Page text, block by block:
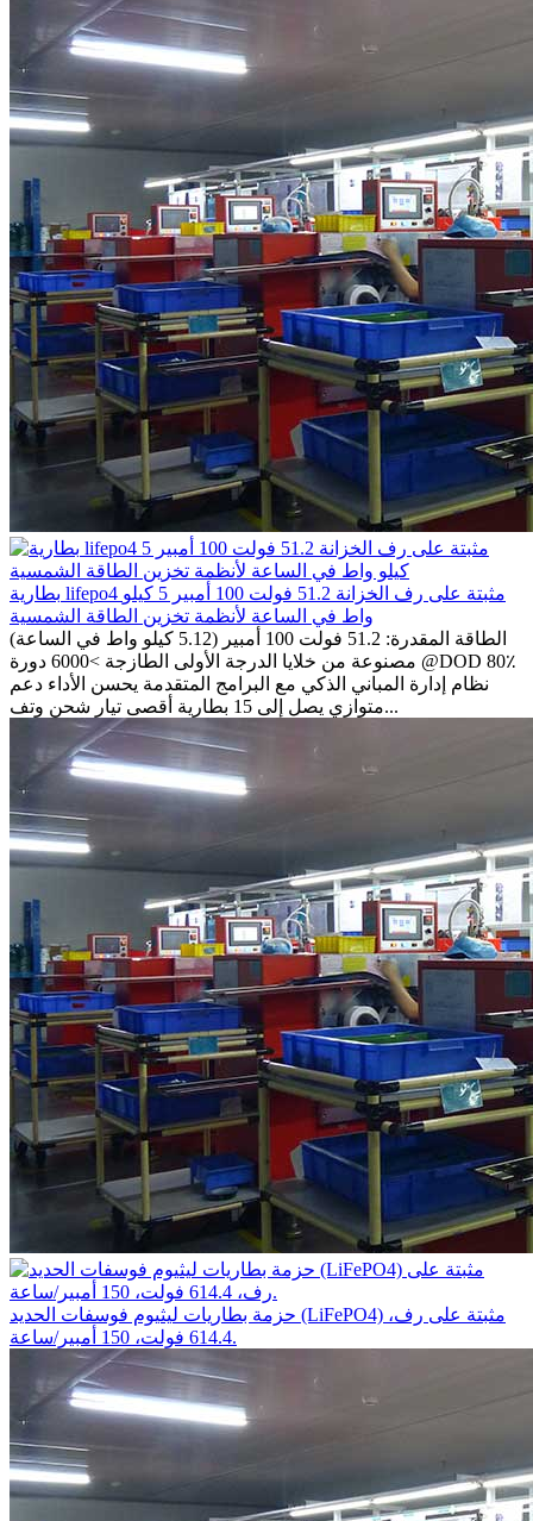
بطارية lifepo4 مثبتة على رف الخزانة 51.2 فولت 100 أمبير 5 كيلو
واط في الساعة لأنظمة تخزين الطاقة الشمسية
الطاقة المقدرة: 51.2 فولت 100 أمبير (5.12 كيلو واط في الساعة)
مصنوعة من خلايا الدرجة الأولى الطازجة >6000 دورة @DOD 80٪
نظام إدارة المباني الذكي مع البرامج المتقدمة يحسن الأداء دعم
متوازي يصل إلى 15 بطارية أقصى تيار شحن وتف...
حزمة بطاريات ليثيوم فوسفات الحديد (LiFePO4) مثبتة على رف،
614.4 فولت، 150 أمبير/ساعة.